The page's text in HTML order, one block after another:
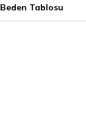
Beden Tablosu